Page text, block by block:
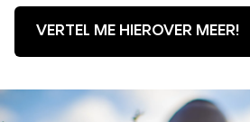
VERTEL ME HIEROVER MEER!